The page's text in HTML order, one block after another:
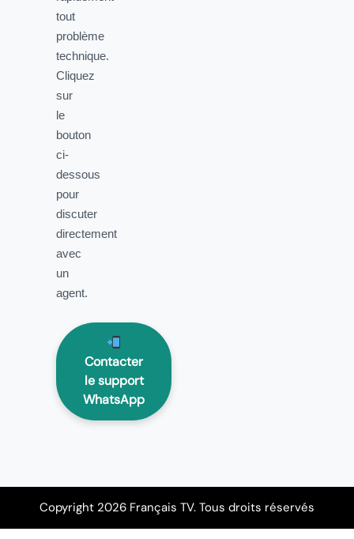
tout
problème
technique.
Cliquez
sur
le
bouton
ci-
dessous
pour
discuter
directement
avec
un
agent.
Contacter
le support
WhatsApp
Copyright 2026 Français TV. Tous droits réservés